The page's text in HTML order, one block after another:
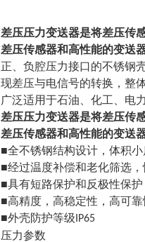
差压压力变送器是将差压传
差压传感器和高性能的变送
正、负腔压力接口的不锈钢
现差压与电信号的转换，整
广泛适用于石油、化工、电
差压压力变送器是将差压传
差压传感器和高性能的变送
■全不锈钢结构设计，体积
■经过温度补偿和老化筛选
■具有短路保护和反极性保护
■高精度，高稳定性，高可靠
■外壳防护等级 IP65
压力参数